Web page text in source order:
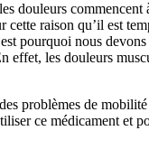
douleurs
raison qu’il est
pourquoi nous
les douleurs
problèmes de
ce médicament et